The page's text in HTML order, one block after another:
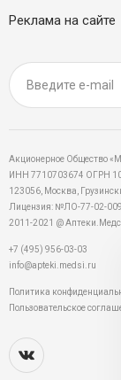
Реклама на сайте
Акционерное Общество
ИНН 7710703674 ОГРН
123056, Москва,
Лицензия: №ЛО-77-02-
2011-2021 @
+7 (495) 956-03-03
info@apteki.medsi.ru
Политика
Пользовательское